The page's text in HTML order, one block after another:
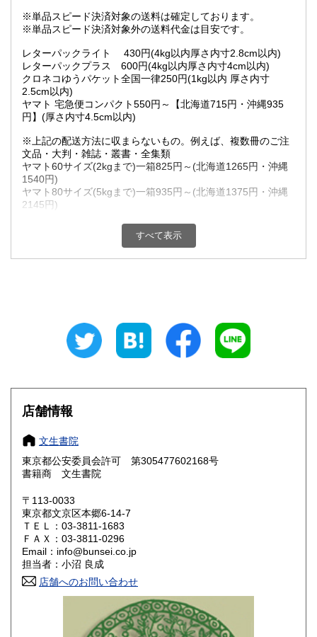
※単品スピード決済対象の送料は確定しております。
※単品スピード決済対象外の送料代金は目安です。
レターパックライト 430円(4kg以内厚さ内寸2.8cm以内)
レターパックプラス 600円(4kg以内厚さ内寸4cm以内)
クロネコゆうパケット全国一律250円(1kg以内 厚さ内寸
2.5cm以内)
ヤマト 宅急便コンパクト550円～【北海道715円・沖縄935
円】(厚さ内寸4.5cm以内)
※上記の配送方法に収まらないもの。例えば、複数冊のご注
文品・大判・雑誌・叢書・全集類
ヤマト60サイズ(2kgまで)一箱825円～(北海道1265円・沖縄
1540円)
ヤマト80サイズ(5kgまで)一箱935円～(北海道1375円・沖縄
2145円)
ヤマト120サイズ(15kgまで)一箱1210円～(北海道1650円・沖
縄3410円)
※沖縄・離島はゆうパックなど安価な配送方法を使っており
5,115円 4,015円
岩手県
秋田県
福島県
栃木県 3,905円
埼玉県 3,905円
東京都
3,905円 富山県
3,905円 福井県
すべて表示
店舗情報
文生書院
東京都公安委員会許可 第305477602168号
書籍商 文生書院
〒113-0033
東京都文京区本郷6-14-7
ＴＥＬ：03-3811-1683
ＦＡＸ：03-3811-0296
Email：info@bunsei.co.jp
担当者：小沼 良成
店舗へのお問い合わせ